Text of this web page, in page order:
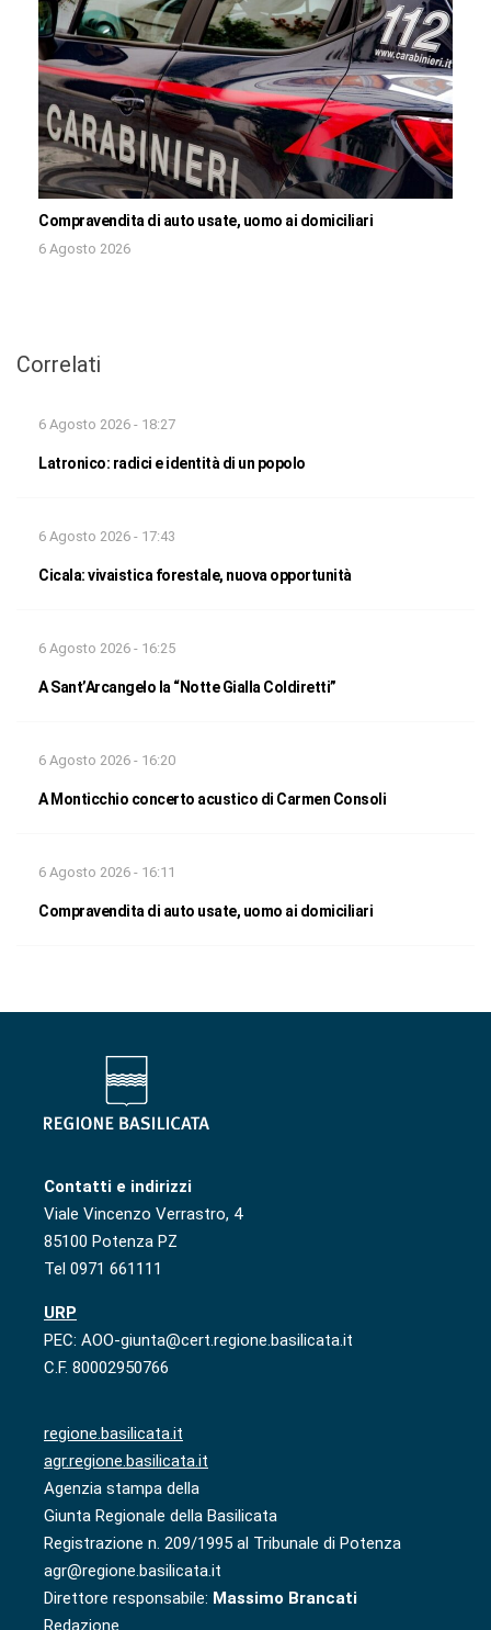
Compravendita di auto usate, uomo ai domiciliari
6 Agosto 2026
Correlati
6 Agosto 2026 - 18:27
Latronico: radici e identità di un popolo
6 Agosto 2026 - 17:43
Cicala: vivaistica forestale, nuova opportunità
6 Agosto 2026 - 16:25
A Sant’Arcangelo la “Notte Gialla Coldiretti”
6 Agosto 2026 - 16:20
A Monticchio concerto acustico di Carmen Consoli
6 Agosto 2026 - 16:11
Compravendita di auto usate, uomo ai domiciliari
Contatti e indirizzi
Viale Vincenzo Verrastro, 4
85100 Potenza PZ
Tel 0971 661111
URP
PEC: AOO-giunta@cert.regione.basilicata.it
C.F. 80002950766
regione.basilicata.it
agr.regione.basilicata.it
Agenzia stampa della
Giunta Regionale della Basilicata
Registrazione n. 209/1995 al Tribunale di Potenza
agr@regione.basilicata.it
Direttore responsabile: Massimo Brancati
Redazione